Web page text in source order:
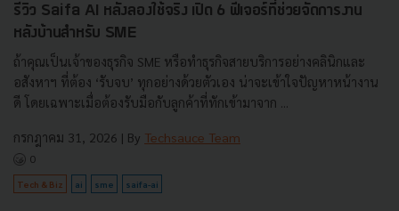
รีวิว Saifa AI หลังลองใช้จริง เปิด 6 ฟีเจอร์ที่ช่วยจัดการงาน
หลังบ้านสำหรับ SME
ถ้าคุณเป็นเจ้าของธุรกิจ SME หรือทำธุรกิจสายบริการอย่างคลินิกและ
อสังหาฯ ที่ต้อง ‘รับจบ’ ทุกอย่างด้วยตัวเอง น่าจะเข้าใจปัญหาหน้างาน
ดี โดยเฉพาะเมื่อต้องรับมือกับลูกค้าที่ทักเข้ามาจาก ...
กรกฎาคม 31, 2026 | By Techsauce Team
0
Tech & Biz ai sme saifa-ai